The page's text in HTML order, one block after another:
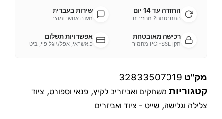
החזרה עד 14 יום
התחרטתם? מחזירים
שירות בעברית
מענה אנושי ומהיר
רכישה מאובטחת
תקן PCI-SSL מחמיר
אפשרויות תשלום
כ.אשראי, אפל/גוגל פיי, ביט
מק"ט 32833507019
קטגוריות משחקים ואביזרים לקיץ, פנאי וספורט, ציוד
צלילה וגלישה, שייט - ציוד ואביזרים